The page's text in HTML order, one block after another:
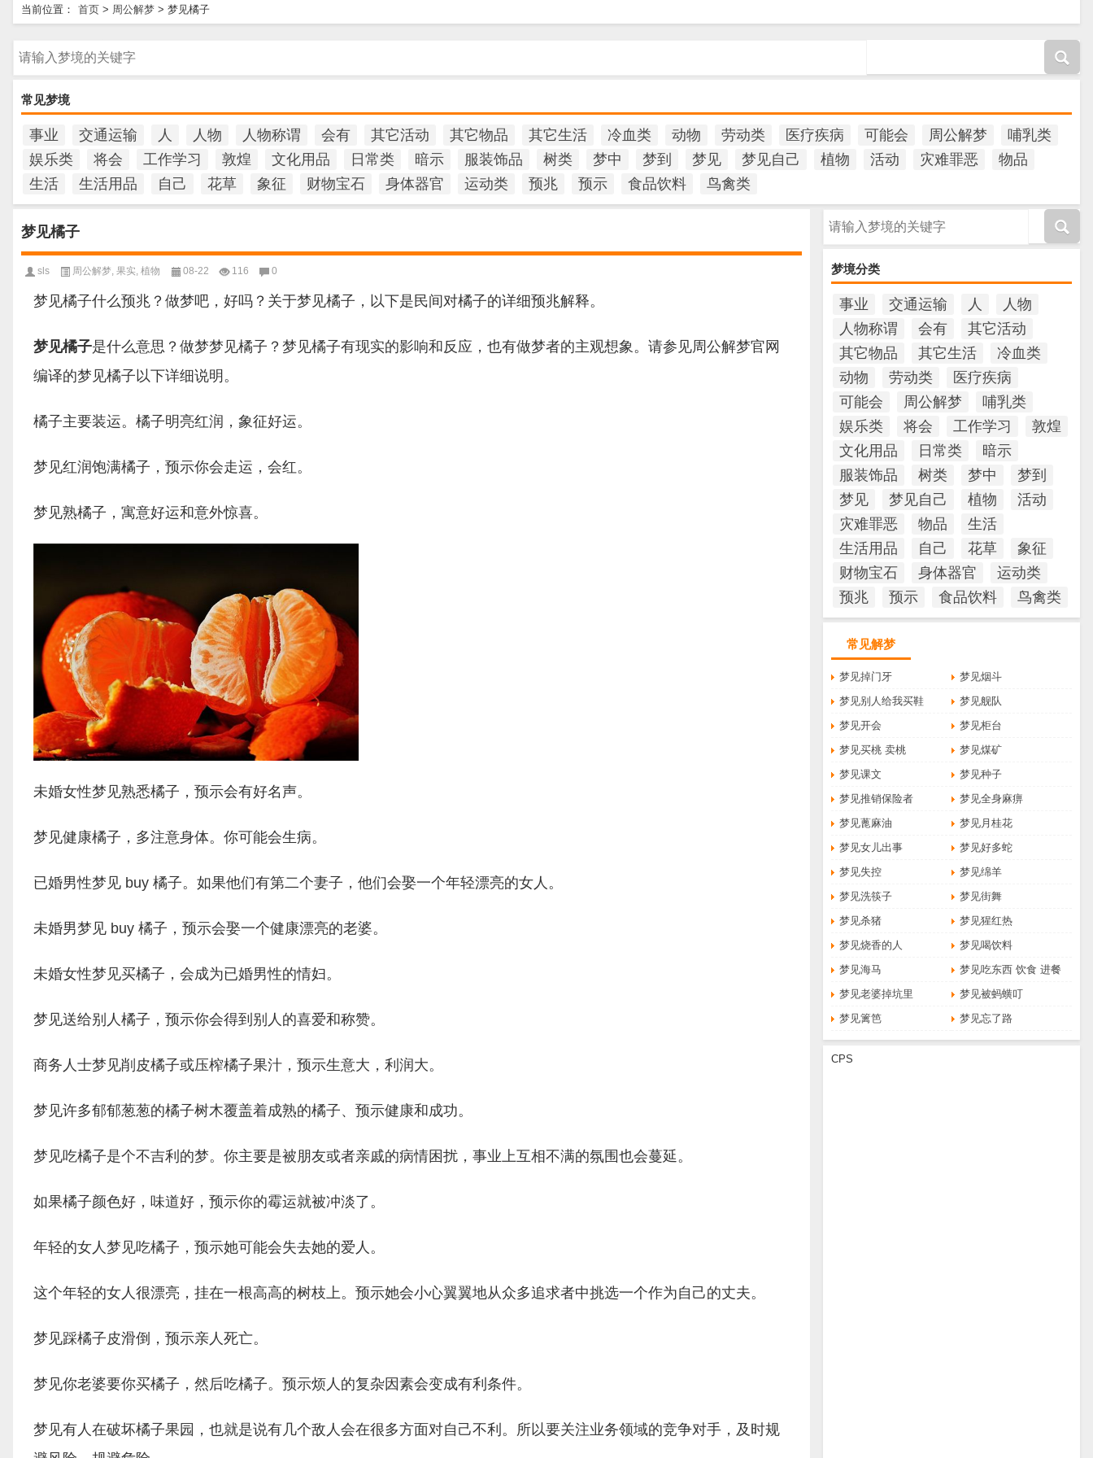
当前位置： 首页 > 周公解梦 > 梦见橘子
常见梦境
事业 交通运输 人 人物 人物称谓 会有 其它活动 其它物品 其它生活 冷血类 动物 劳动类 医疗疾病 可能会 周公解梦
哺乳类
娱乐类
将会 工作学习 敦煌 文化用品 日常类 暗示 服装饰品 树类 梦中 梦到 梦见 梦见自己 植物 活动 灾难罪恶
物品
生活
生活用品 自己 花草 象征 财物宝石 身体器官 运动类 预兆 预示 食品饮料 鸟禽类
梦境分类
事业 交通运输 人
人物
人物称谓
会有
其它活动
其它物品
其它生活
冷血类
动物
劳动类
医疗疾病
可能会
周公解梦
哺乳类
娱乐类
将会 工作学习
敦煌
文化用品
日常类
暗示
服装饰品
树类 梦中
梦到
梦见
梦见自己 植物
活动
灾难罪恶
物品
生活
生活用品
自己 花草
象征
财物宝石
身体器官
运动类
预兆
预示 食品饮料 鸟禽类
常见解梦
梦见掉门牙
梦见烟斗
梦见别人给我买鞋
梦见舰队
梦见开会
梦见柜台
梦见买桃 卖桃
梦见煤矿
梦见课文
梦见种子
梦见推销保险者
梦见全身麻痹
梦见蓖麻油
梦见月桂花
梦见女儿出事
梦见好多蛇
梦见失控
梦见绵羊
梦见洗筷子
梦见街舞
梦见杀猪
梦见猩红热
梦见烧香的人
梦见喝饮料
梦见海马
梦见吃东西 饮食 进餐
梦见老婆掉坑里
梦见被蚂蟥叮
梦见篱笆
梦见忘了路
CPS
梦见橘子
sls 周公解梦, 果实, 植物 08-22 116 0
梦见橘子什么预兆？做梦吧，好吗？关于梦见橘子，以下是民间对橘子的详细预兆解释。
梦见橘子是什么意思？做梦梦见橘子？梦见橘子有现实的影响和反应，也有做梦者的主观想象。请参见周公解梦官网
编译的梦见橘子以下详细说明。
橘子主要装运。橘子明亮红润，象征好运。
梦见红润饱满橘子，预示你会走运，会红。
梦见熟橘子，寓意好运和意外惊喜。
未婚女性梦见熟悉橘子，预示会有好名声。
梦见健康橘子，多注意身体。你可能会生病。
已婚男性梦见 buy 橘子。如果他们有第二个妻子，他们会娶一个年轻漂亮的女人。
未婚男梦见 buy 橘子，预示会娶一个健康漂亮的老婆。
未婚女性梦见买橘子，会成为已婚男性的情妇。
梦见送给别人橘子，预示你会得到别人的喜爱和称赞。
商务人士梦见削皮橘子或压榨橘子果汁，预示生意大，利润大。
梦见许多郁郁葱葱的橘子树木覆盖着成熟的橘子、预示健康和成功。
梦见吃橘子是个不吉利的梦。你主要是被朋友或者亲戚的病情困扰，事业上互相不满的氛围也会蔓延。
如果橘子颜色好，味道好，预示你的霉运就被冲淡了。
年轻的女人梦见吃橘子，预示她可能会失去她的爱人。
这个年轻的女人很漂亮，挂在一根高高的树枝上。预示她会小心翼翼地从众多追求者中挑选一个作为自己的丈夫。
梦见踩橘子皮滑倒，预示亲人死亡。
梦见你老婆要你买橘子，然后吃橘子。预示烦人的复杂因素会变成有利条件。
梦见有人在破坏橘子果园，也就是说有几个敌人会在很多方面对自己不利。所以要关注业务领域的竞争对手，及时规